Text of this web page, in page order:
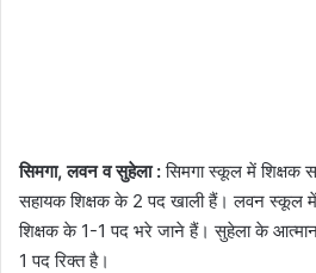
सिमगा, लवन व सुहेला :सिमगा स्कूल में शिक्षक
सहायक शिक्षक के 2 पद खाली हैं। लवन स्कूल में
शिक्षक के 1-1 पद भरे जाने हैं। सुहेला के
1 पद रिक्त है।